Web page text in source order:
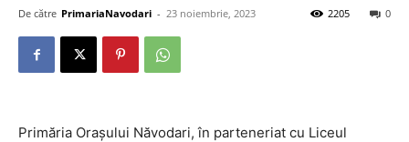
De către PrimariaNavodari - 23 noiembrie, 2023 0
2205
Primăria Orașului Năvodari, în parteneriat cu Liceul